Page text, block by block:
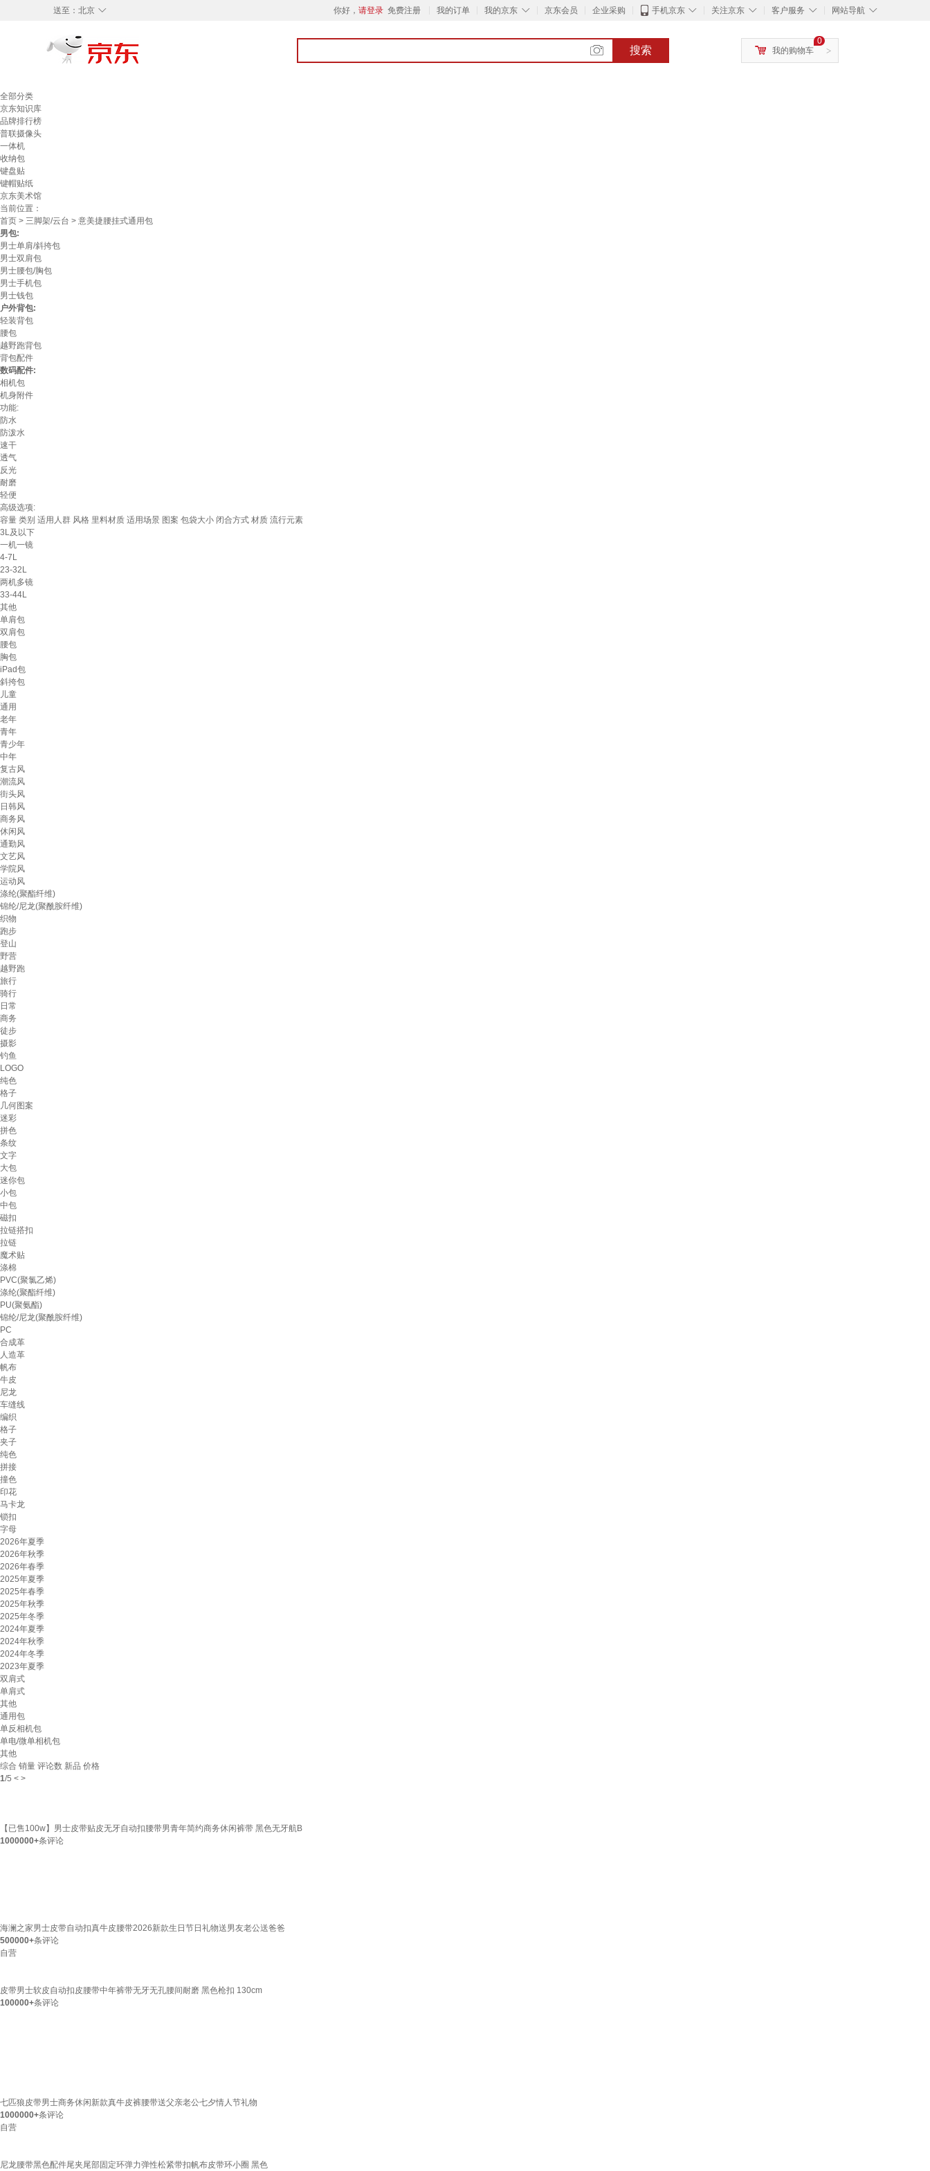
◇
送至： 北京 你好， 请登录 免费注册 我的订单 ◇
我的京东 京东会员 企业采购 ◇
手机京东 ◇
关注京东 ◇
客户服务 ◇
网站导航
搜索 >
0
我的购物车
全部分类
京东知识库
品牌排行榜
普联摄像头
一体机
收纳包
键盘贴
键帽贴纸
京东美术馆
当前位置：
首页 > 三脚架/云台 > 意美捷腰挂式通用包
男包:
男士单肩/斜挎包
男士双肩包
男士腰包/胸包
男士手机包
男士钱包
户外背包:
轻装背包
腰包
越野跑背包
背包配件
数码配件:
相机包
机身附件
功能:
防水
防泼水
速干
透气
反光
耐磨
轻便
高级选项:
容量 类别 适用人群 风格 里料材质 适用场景 图案 包袋大小 闭合方式 材质 流行元素
3L及以下
一机一镜
4-7L
23-32L
两机多镜
33-44L
其他
单肩包
双肩包
腰包
胸包
iPad包
斜挎包
儿童
通用
老年
青年
青少年
中年
复古风
潮流风
街头风
日韩风
商务风
休闲风
通勤风
文艺风
学院风
运动风
涤纶(聚酯纤维)
锦纶/尼龙(聚酰胺纤维)
织物
跑步
登山
野营
越野跑
旅行
骑行
日常
商务
徒步
摄影
钓鱼
LOGO
纯色
格子
几何图案
迷彩
拼色
条纹
文字
大包
迷你包
小包
中包
磁扣
拉链搭扣
拉链
魔术贴
涤棉
PVC(聚氯乙烯)
涤纶(聚酯纤维)
PU(聚氨酯)
锦纶/尼龙(聚酰胺纤维)
PC
合成革
人造革
帆布
牛皮
尼龙
车缝线
编织
格子
夹子
纯色
拼接
撞色
印花
马卡龙
锁扣
字母
2026年夏季
2026年秋季
2026年春季
2025年夏季
2025年春季
2025年秋季
2025年冬季
2024年夏季
2024年秋季
2024年冬季
2023年夏季
双肩式
单肩式
其他
通用包
单反相机包
单电/微单相机包
其他
综合 销量 评论数 新品 价格
1/5 < >
【已售100w】男士皮带贴皮无牙自动扣腰带男青年简约商务休闲裤带 黑色无牙航B
1000000+条评论
海澜之家男士皮带自动扣真牛皮腰带2026新款生日节日礼物送男友老公送爸爸
500000+条评论
自营
皮带男士软皮自动扣皮腰带中年裤带无牙无孔腰间耐磨 黑色枪扣 130cm
100000+条评论
七匹狼皮带男士商务休闲新款真牛皮裤腰带送父亲老公七夕情人节礼物
1000000+条评论
自营
尼龙腰带黑色配件尾夹尾部固定环弹力弹性松紧带扣帆布皮带环小圈 黑色